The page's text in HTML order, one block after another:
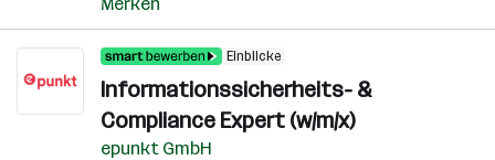
Einblicke
Informationssicherheits- &
Compliance Expert (w/m/x)
epunkt GmbH